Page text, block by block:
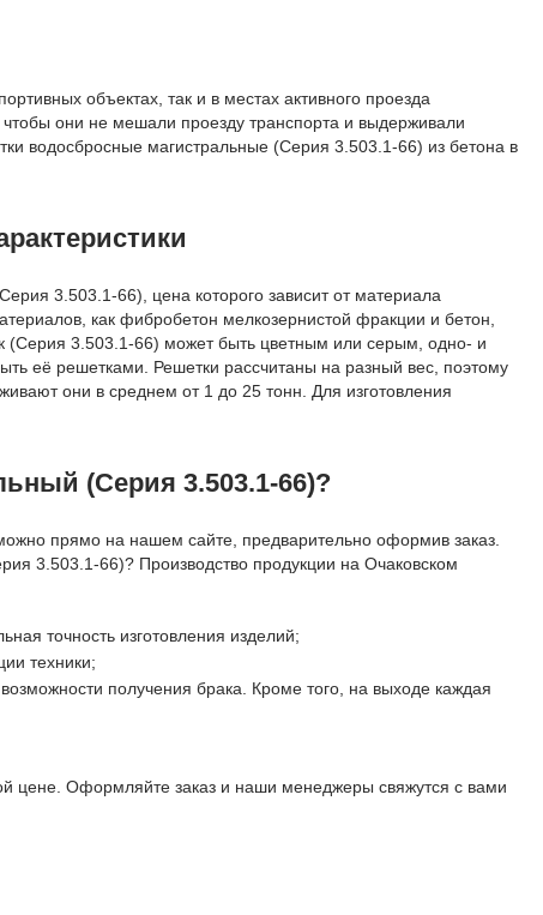
объектах, так и в местах активного проезда
они не мешали проезду транспорта и выдерживали
водосбросные магистральные (Серия 3.503.1-66) из бетона в
3.503.1-66), цена которого зависит от материала
как фибробетон мелкозернистой фракции и бетон,
3.503.1-66) может быть цветным или серым, одно- и
её решетками. Решетки рассчитаны на разный вес, поэтому
они в среднем от 1 до 25 тонн. Для изготовления
(Серия 3.503.1-66)?
прямо на нашем сайте, предварительно оформив заказ.
3.503.1-66)? Производство продукции на Очаковском
точность изготовления изделий;
техники;
получения брака. Кроме того, на выходе каждая
цене. Оформляйте заказ и наши менеджеры свяжутся с вами